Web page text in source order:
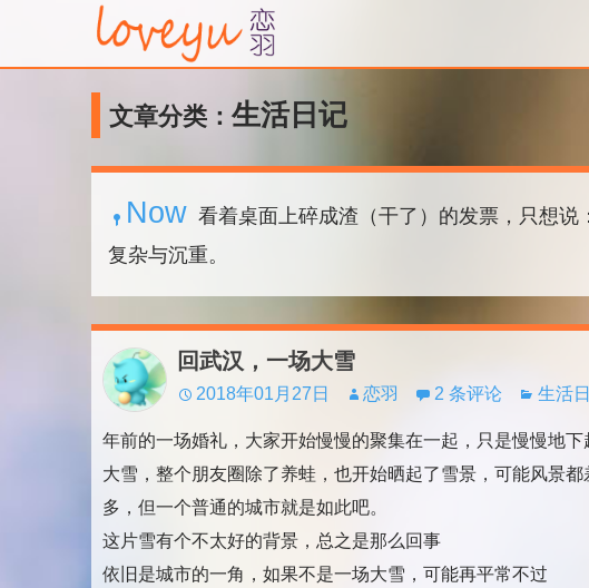
文章分类： 生活日记
Now 看着桌面上碎成渣（干了）的发票，只想
复杂与沉重。
回武汉，一场大雪
2018年01月27日 恋羽 2 条评论 生活
年前的一场婚礼，大家开始慢慢的聚集在一起，只是慢慢地下
大雪，整个朋友圈除了养蛙，也开始晒起了雪景，可能风景都
多，但一个普通的城市就是如此吧。
这片雪有个不太好的背景，总之是那么回事
依旧是城市的一角，如果不是一场大雪，可能再平常不过